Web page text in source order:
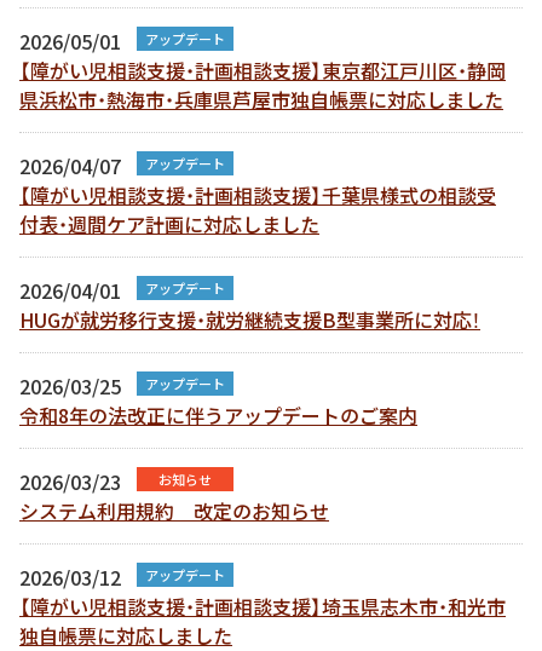
2026/05/01 アップデート
【障がい児相談支援・計画相談支援】東京都江戸川区・静岡
県浜松市・熱海市・兵庫県芦屋市独自帳票に対応しました
2026/04/07 アップデート
【障がい児相談支援・計画相談支援】千葉県様式の相談受
付表・週間ケア計画に対応しました
2026/04/01 アップデート
HUGが就労移行支援・就労継続支援B型事業所に対応！
2026/03/25 アップデート
令和8年の法改正に伴うアップデートのご案内
2026/03/23 お知らせ
システム利用規約 改定のお知らせ
2026/03/12 アップデート
【障がい児相談支援・計画相談支援】埼玉県志木市・和光市
独自帳票に対応しました